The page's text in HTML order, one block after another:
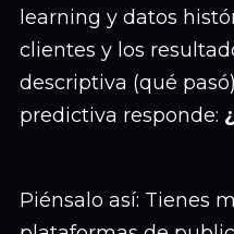
learning y datos
clientes y los
descriptiva (qué
predictiva responde:
Piénsalo así: Tienes